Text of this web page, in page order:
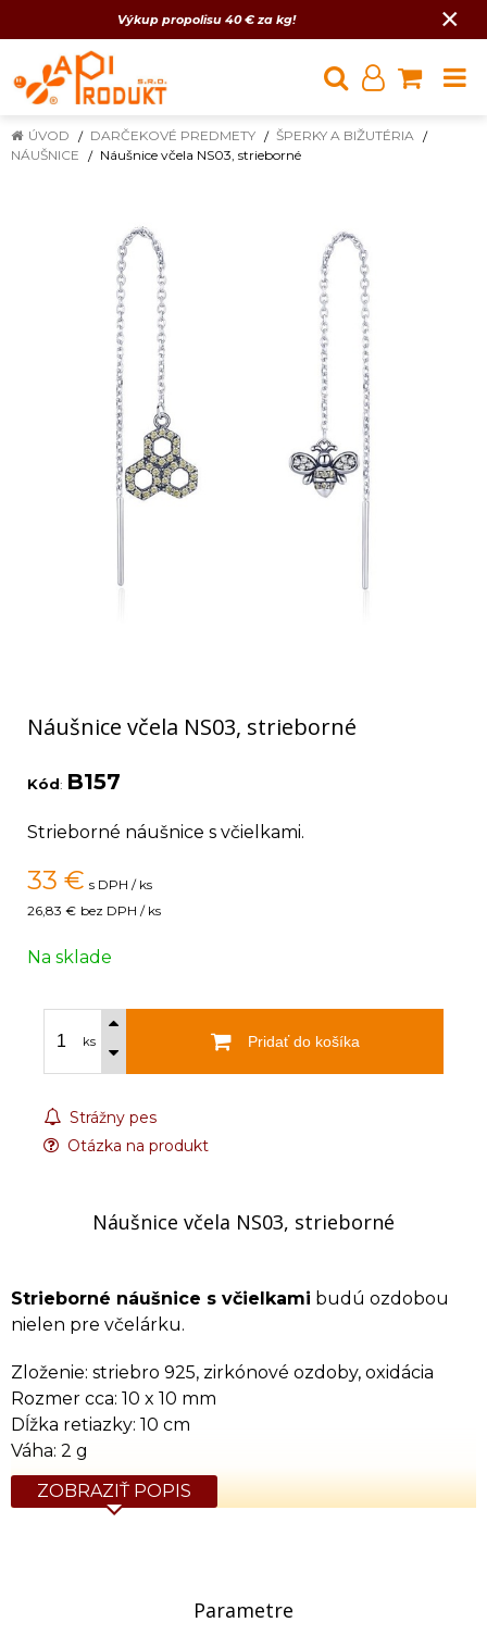
Výkup propolisu 40 € za kg! ×
ÚVOD DARČEKOVÉ PREDMETY
ŠPERKY A BIŽUTÉRIA
NÁUŠNICE
Náušnice včela NS03, strieborné
Náušnice včela NS03, strieborné
Kód: B157
Strieborné náušnice s včielkami.
33 € s DPH / ks
26,83 € bez DPH / ks
Na sklade
ks Pridať do košíka
Strážny pes
Otázka na produkt
Náušnice včela NS03, strieborné
Strieborné náušnice s včielkami budú ozdobou
nielen pre včelárku.
Zloženie: striebro 925, zirkónové ozdoby, oxidácia
Rozmer cca: 10 x 10 mm
Dĺžka retiazky: 10 cm
Váha: 2 g
ZOBRAZIŤ POPIS
Parametre